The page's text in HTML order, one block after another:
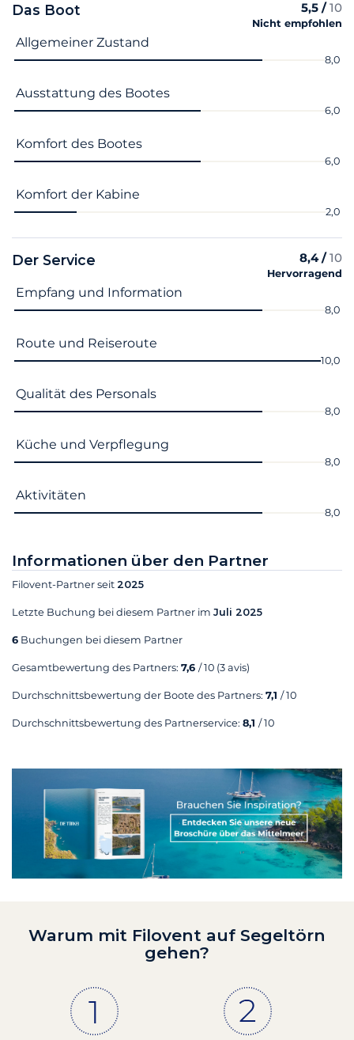
Das Boot 5,5 /10
Nicht empfohlen
Name des Kriteriums
Allgemeiner Zustand
8,0
Ausstattung des Bootes
6,0
Komfort des Bootes
6,0
Komfort der Kabine
2,0
Der Service 8,4 /10
Hervorragend
Name des Kriteriums Note
Empfang und Information
8,0
Route und Reiseroute
10,0
Qualität des Personals
8,0
Küche und Verpflegung
8,0
Aktivitäten
8,0
Informationen über den Partner
Filovent-Partner seit 2025
Letzte Buchung bei diesem Partner im Juli 2025
6 Buchungen bei diesem Partner
Gesamtbewertung des Partners: 7,6 / 10 (3 avis)
Durchschnittsbewertung der Boote des Partners: 7,1 / 10
Durchschnittsbewertung des Partnerservice: 8,1 / 10
Warum mit Filovent auf Segeltörn
gehen?